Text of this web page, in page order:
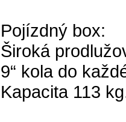
Pojízdný box:
Široká
9“ kola do
Kapacita 113